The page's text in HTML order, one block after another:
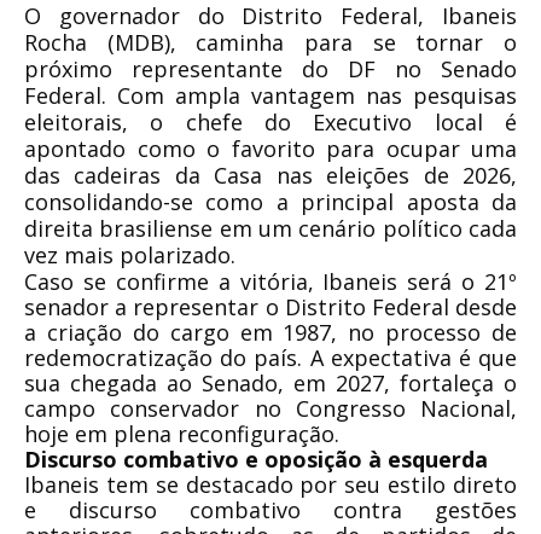
O governador do Distrito Federal, Ibaneis
Rocha (MDB), caminha para se tornar o
próximo representante do DF no Senado
Federal. Com ampla vantagem nas pesquisas
eleitorais, o chefe do Executivo local é
apontado como o favorito para ocupar uma
das cadeiras da Casa nas eleições de 2026,
consolidando-se como a principal aposta da
direita brasiliense em um cenário político cada
vez mais polarizado.
Caso se confirme a vitória, Ibaneis será o 21º
senador a representar o Distrito Federal desde
a criação do cargo em 1987, no processo de
redemocratização do país. A expectativa é que
sua chegada ao Senado, em 2027, fortaleça o
campo conservador no Congresso Nacional,
hoje em plena reconfiguração.
Discurso combativo e oposição à esquerda
Ibaneis tem se destacado por seu estilo direto
e discurso combativo contra gestões